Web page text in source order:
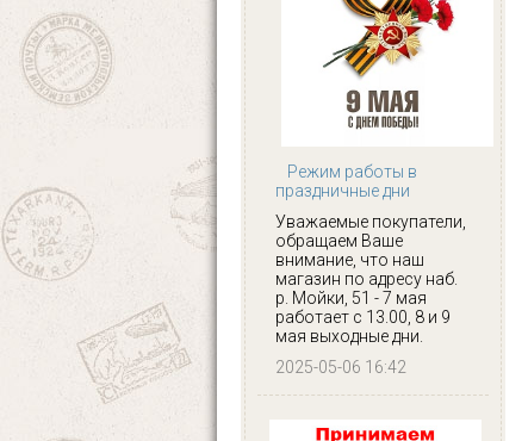
Режим работы в
праздничные дни
Уважаемые покупатели,
обращаем Ваше
внимание, что наш
магазин по адресу наб.
р. Мойки, 51 - 7 мая
работает с 13.00, 8 и 9
мая выходные дни.
2025-05-06 16:42